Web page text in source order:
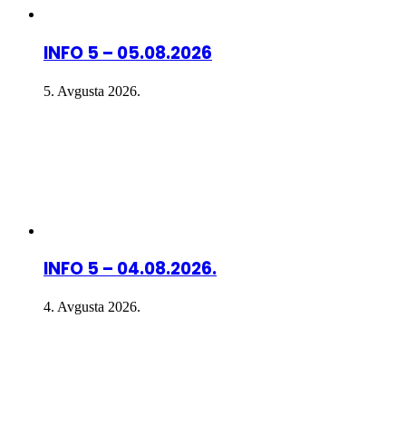
INFO 5 – 05.08.2026
5. Avgusta 2026.
INFO 5 – 04.08.2026.
4. Avgusta 2026.